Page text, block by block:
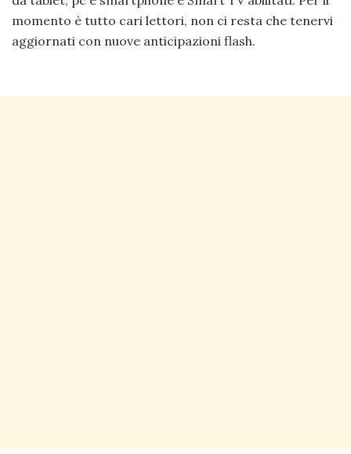
momento è tutto cari lettori, non ci resta che tenervi
aggiornati con nuove anticipazioni flash.